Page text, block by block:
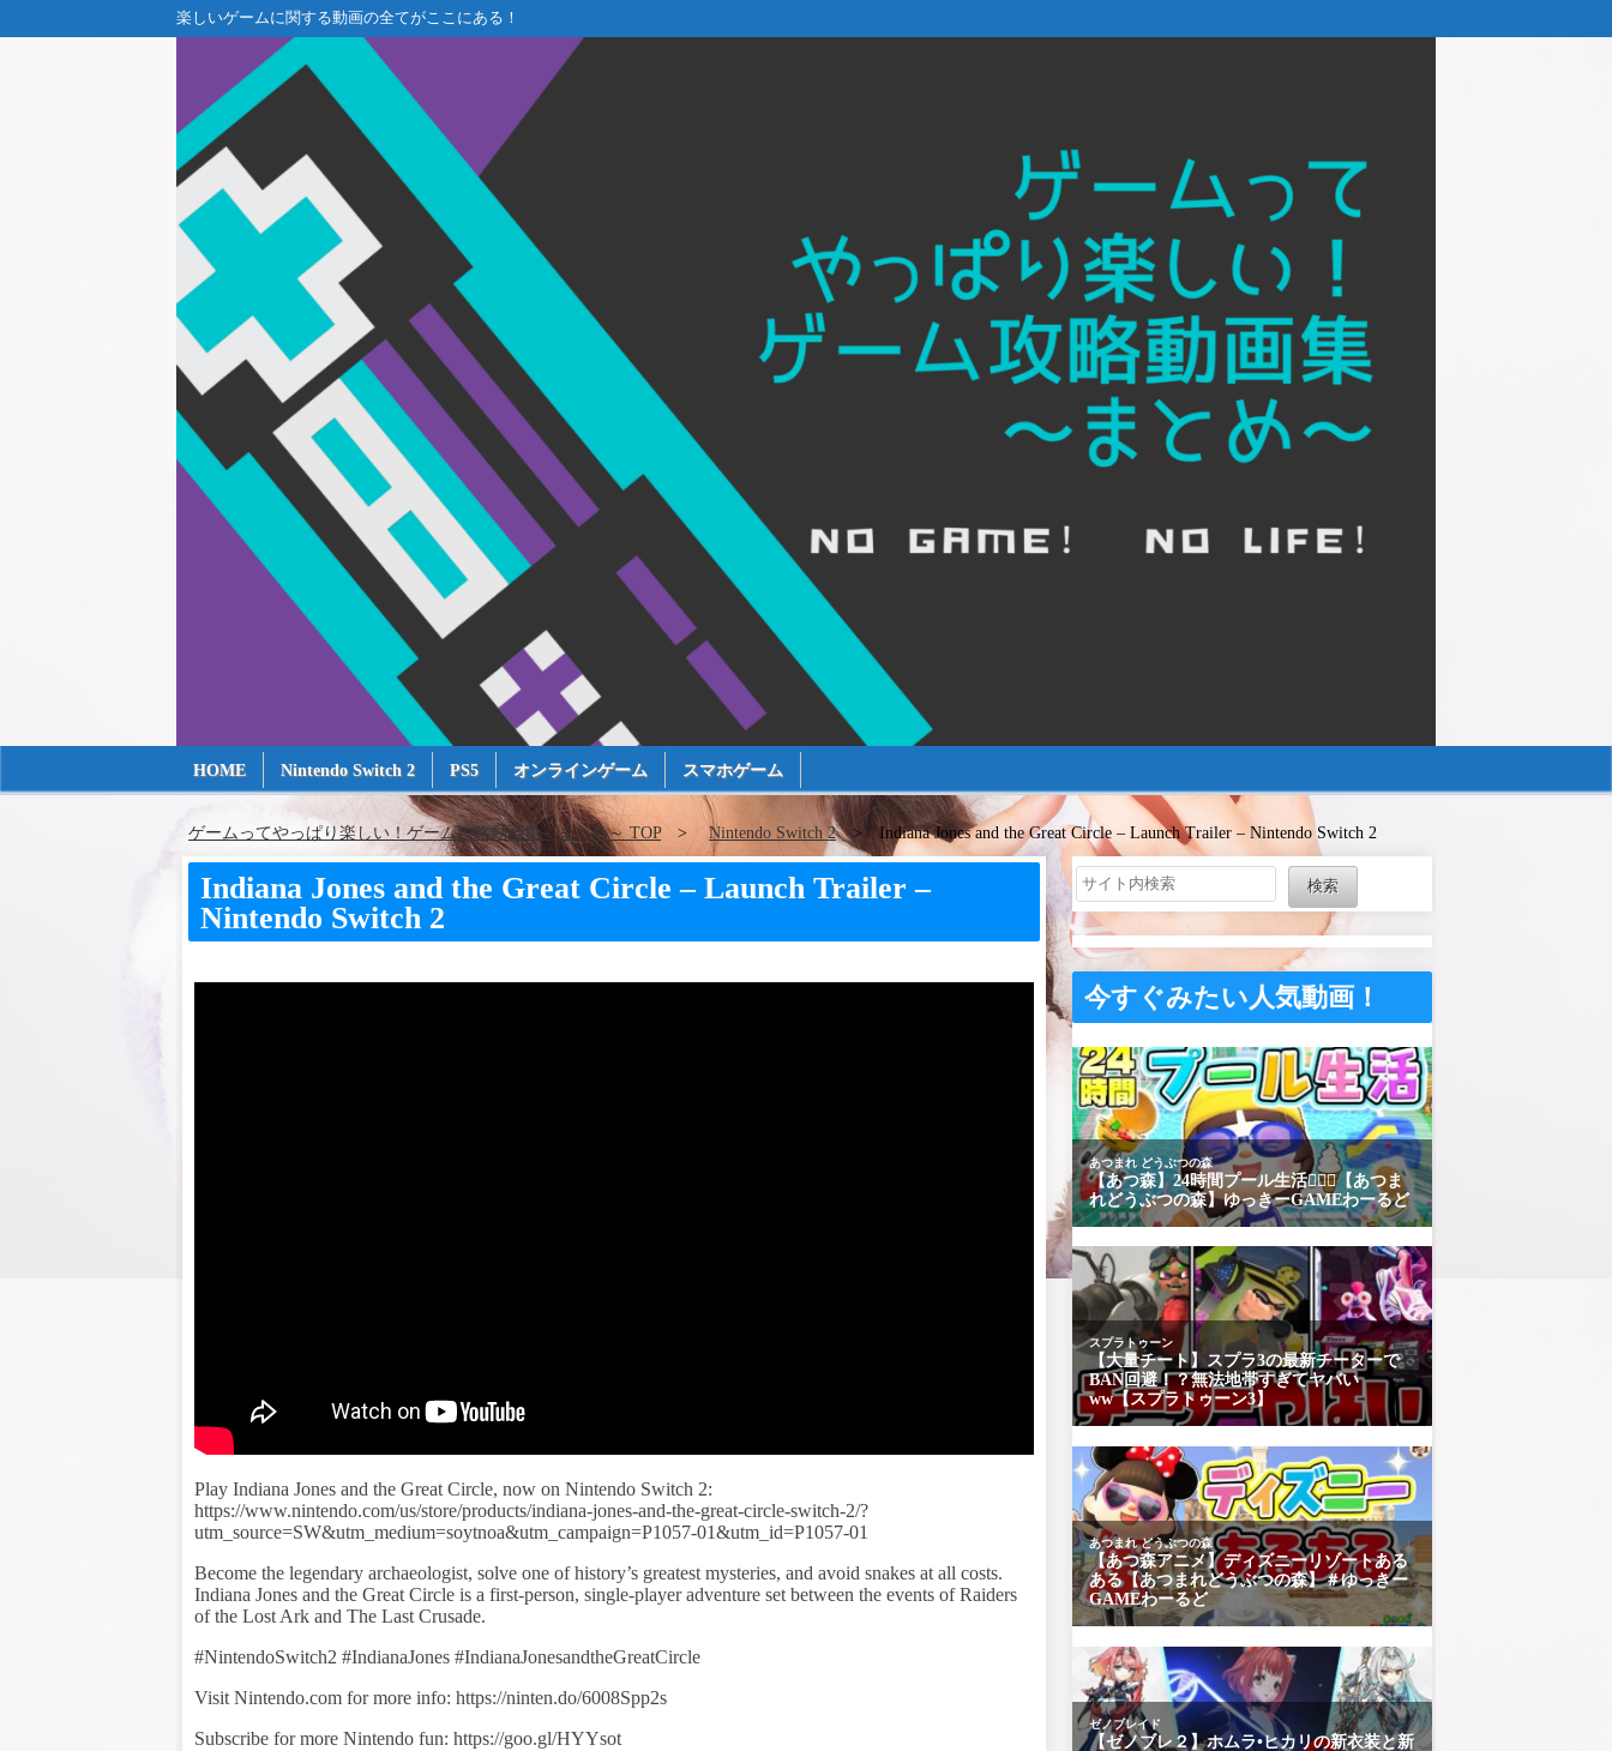
楽しいゲームに関する動画の全てがここにある！
HOME Nintendo Switch 2 PS5 オンラインゲーム スマホゲーム
ゲームってやっぱり楽しい！ゲーム攻略動画集～まとめ～ TOP Nintendo Switch 2 Indiana Jones and the Great Circle – Launch Trailer – Nintendo Switch 2
Indiana Jones and the Great Circle – Launch Trailer –
Nintendo Switch 2
Play Indiana Jones and the Great Circle, now on Nintendo Switch 2:
https://www.nintendo.com/us/store/products/indiana-jones-and-the-great-circle-switch-2/?
utm_source=SW&utm_medium=soytnoa&utm_campaign=P1057-01&utm_id=P1057-01
Become the legendary archaeologist, solve one of history’s greatest mysteries, and avoid snakes at all costs.
Indiana Jones and the Great Circle is a first-person, single-player adventure set between the events of Raiders
of the Lost Ark and The Last Crusade.
#NintendoSwitch2 #IndianaJones #IndianaJonesandtheGreatCircle
Visit Nintendo.com for more info: https://ninten.do/6008Spp2s
Subscribe for more Nintendo fun: https://goo.gl/HYYsot
検索
今すぐみたい人気動画！